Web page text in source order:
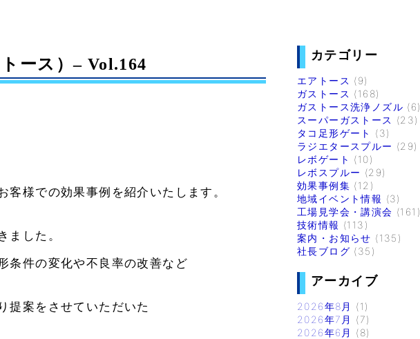
ース）– Vol.164
様での効果事例を紹介いたします。
ました。
条件の変化や不良率の改善など
提案をさせていただいた
カテゴリー
エアトース (9)
ガストース (168)
ガストース洗浄ノズル (6)
スーパーガストース (23)
タコ足形ゲート
(3)
ラジエタースプルー (29)
レボゲート (10)
レボスプルー (29)
効果事例集 (12)
地域イベント情報 (3)
工場見学会・講演会 (161)
技術情報 (113)
案内・お知らせ (135)
社長ブログ (35)
アーカイブ
2026年8月
(1)
2026年7月
(7)
2026年6月
(8)